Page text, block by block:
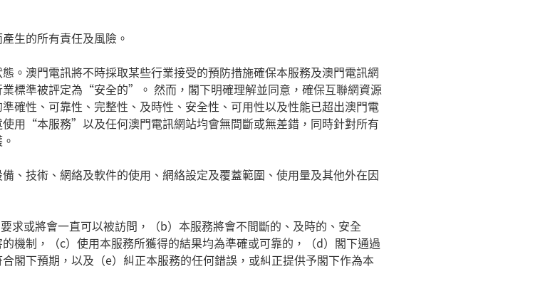
產生的所有責任及風險。
。澳門電訊將不時採取某些行業接受的預防措施確保本服務及澳門電訊網
標準被評定為 “安全的”
。 然而，閣下明確理解並同意，確保互聯網資源
確性、可靠性、完整性、及時性、安全性、可用性以及性能已超出澳門電
用 “本服務” 以及任何澳門電訊網站均會無間斷或無差錯，同時針對所有
、技術、網絡及軟件的使用、網絡設定及覆蓋範圍、使用量及其他外在因
求或將會一直可以被訪問，（b）本服務將會不間斷的、及時的、安全
機制，（c）使用本服務所獲得的結果均為準確或可靠的，（d）閣下通過
閣下預期，以及（e）糾正本服務的任何錯誤，或糾正提供予閣下作為本